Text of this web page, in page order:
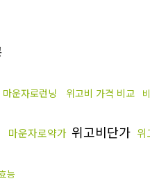
마운자로런닝 위고비 가격 비교
마운자로약가 위고비단가 위
능